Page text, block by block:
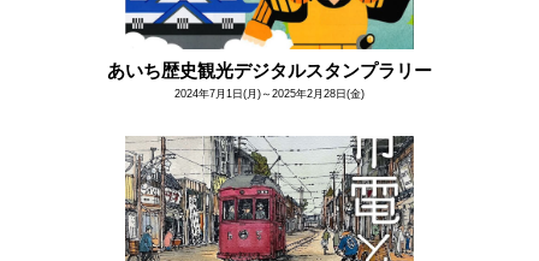
あいち歴史観光デジタルスタンプラリー
2024年7月1日(月)～2025年2月28日(金)